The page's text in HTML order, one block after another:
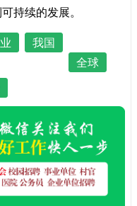
持续的发展。
我国
全球